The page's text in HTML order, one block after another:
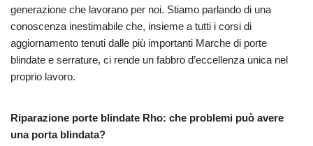
generazione che lavorano per noi. Stiamo parlando di una
conoscenza inestimabile che, insieme a tutti i corsi di
aggiornamento tenuti dalle più importanti Marche di porte
blindate e serrature, ci rende un fabbro d’eccellenza unica nel
proprio lavoro.
Riparazione porte blindate Rho: che problemi può avere
una porta blindata?